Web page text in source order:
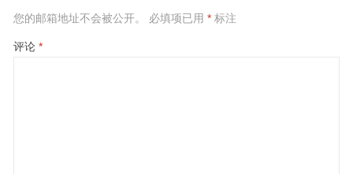
您的邮箱地址不会被公开。 必填项已用 *标注
评论 *